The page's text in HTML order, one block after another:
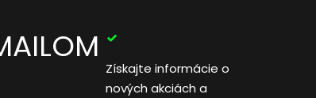
Získajte informácie o
nových akciách a